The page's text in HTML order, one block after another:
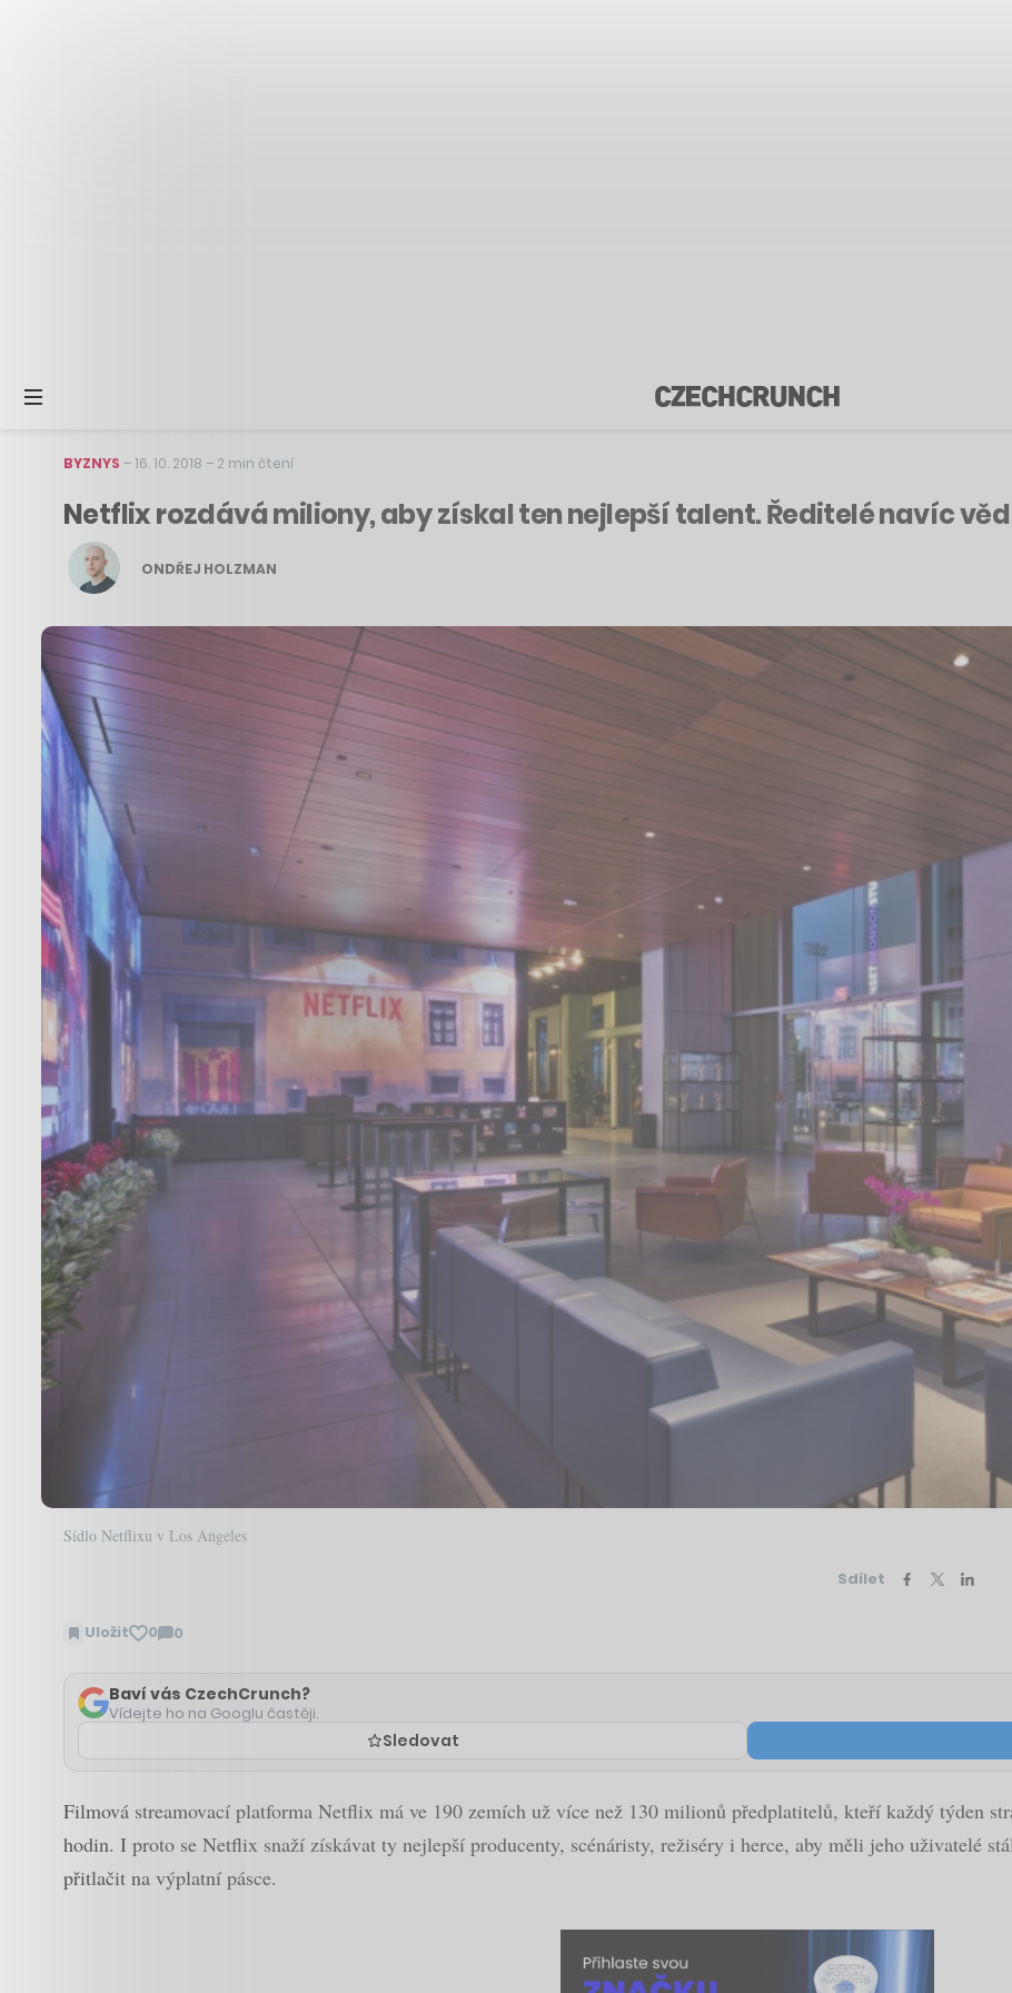
BYZNYS –16. 10. 2018 – 2 min čtení
Netflix rozdává miliony, aby získal ten nejlepší talent. Ředitelé navíc
ONDŘEJ HOLZMAN
Sídlo Netflixu v Los Angeles
Sdílet
Uložit 0 0
Zobrazit
Baví vás CzechCrunch?
Vídejte ho na Googlu častěji.
Sledovat
Filmová streamovací platforma Netflix má ve 190 zemích už více než 130 milionů předplatitelů, kteří každý týden
hodin. I proto se Netflix snaží získávat ty nejlepší producenty, scénáristy, režiséry i herce, aby měli jeho uživatelé
přitlačit na výplatní pásce.